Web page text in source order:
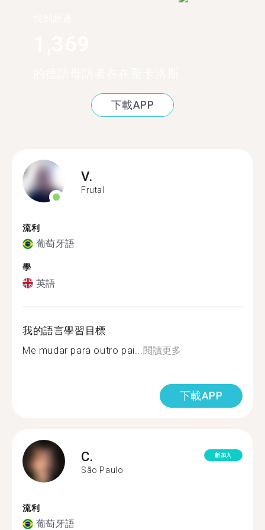
下載APP
V.
Frutal
流利
葡萄牙語
學
英語
我的語言學習目標
Me mudar para outro pai... 閱讀更多
下載APP
C.
São Paulo
新加入
流利
葡萄牙語